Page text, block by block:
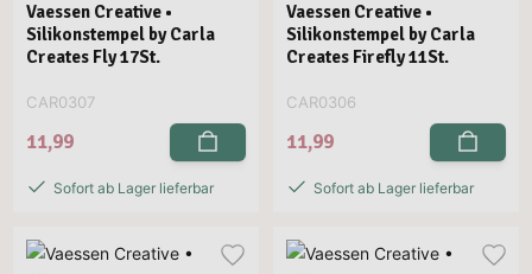
Vaessen Creative •
Silikonstempel by Carla
Creates Fly 17St.
CAR0307
11,99
Sofort ab Lager lieferbar
Vaessen Creative •
Silikonstempel by Carla
Creates Firefly 11St.
CAR0306
11,99
Sofort ab Lager lieferbar